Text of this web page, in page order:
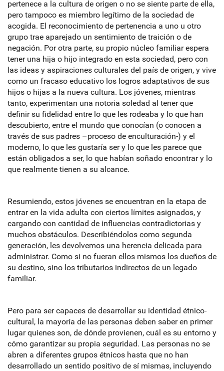
pertenece a la cultura de origen o no se siente parte de ella,
pero tampoco es miembro legítimo de la sociedad de
acogida. El reconocimiento de pertenencia a uno u otro
grupo trae aparejado un sentimiento de traición o de
negación. Por otra parte, su propio núcleo familiar espera
tener una hija o hijo integrado en esta sociedad, pero con
las ideas y aspiraciones culturales del país de origen, y vive
como un fracaso educativo los logros adaptativos de sus
hijos o hijas a la nueva cultura. Los jóvenes, mientras
tanto, experimentan una notoria soledad al tener que
definir su fidelidad entre lo que les rodeaba y lo que han
descubierto, entre el mundo que conocían (o conocen a
través de sus padres –proceso de enculturación-) y el
moderno, lo que les gustaría ser y lo que les parece que
están obligados a ser, lo que habían soñado encontrar y lo
que realmente tienen a su alcance.
Resumiendo, estos jóvenes se encuentran en la etapa de
entrar en la vida adulta con ciertos límites asignados, y
cargando con cantidad de influencias contradictorias y
muchos obstáculos. Describiéndolos como segunda
generación, les devolvemos una herencia delicada para
administrar. Como si no fueran ellos mismos los dueños de
su destino, sino los tributarios indirectos de un legado
familiar.
Pero para ser capaces de desarrollar su identidad étnico-
cultural, la mayoría de las personas deben saber en primer
lugar quienes son, de dónde provienen, cuál es su entorno y
cómo garantizar su propia seguridad. Las personas no se
abren a diferentes grupos étnicos hasta que no han
desarrollado un sentido positivo de sí mismas, incluyendo